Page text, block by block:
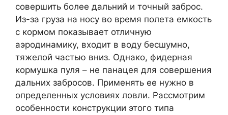
совершить более дальний и точный заброс.
Из-за груза на носу во время полета емкость
с кормом показывает отличную
аэродинамику, входит в воду бесшумно,
тяжелой частью вниз. Однако, фидерная
кормушка пуля – не панацея для совершения
дальних забросов. Применять ее нужно в
определенных условиях ловли. Рассмотрим
особенности конструкции этого типа